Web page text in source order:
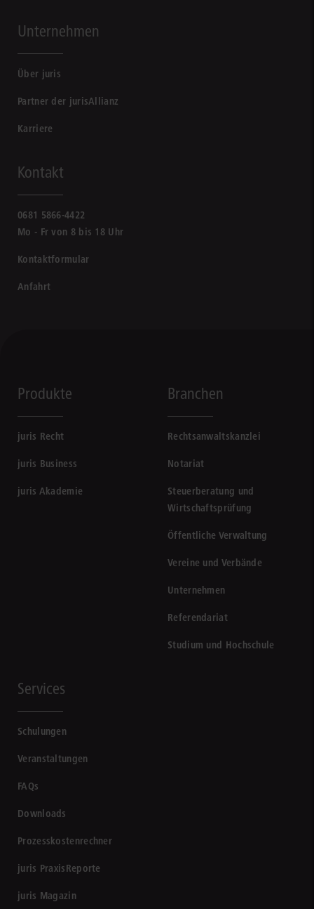
Unternehmen
Über juris
Partner der jurisAllianz
Karriere
Kontakt
0681 5866-4422
Mo - Fr von 8 bis 18 Uhr
Kontaktformular
Anfahrt
Produkte
juris Recht
juris Business
juris Akademie
Branchen
Rechtsanwaltskanzlei
Notariat
Steuerberatung und
Wirtschaftsprüfung
Öffentliche Verwaltung
Vereine und Verbände
Unternehmen
Referendariat
Studium und Hochschule
Services
Schulungen
Veranstaltungen
FAQs
Downloads
Prozesskostenrechner
juris PraxisReporte
juris Magazin